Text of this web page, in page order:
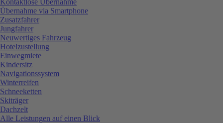
Übernahme via Smartphone
Zusatzfahrer
Jungfahrer
Neuwertiges Fahrzeug
Hotelzustellung
Einwegmiete
Kindersitz
Navigationssystem
Winterreifen
Schneeketten
Skiträger
Dachzelt
Alle Leistungen auf einen Blick